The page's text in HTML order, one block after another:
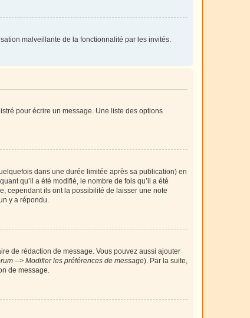
malveillante de la fonctionnalité par les invités.
pour écrire un message. Une liste des options
dans une durée limitée après sa publication) en
qu’il a été modifié, le nombre de fois qu’il a été
cependant ils ont la possibilité de laisser une note
y a répondu.
de rédaction de message. Vous pouvez aussi ajouter
--> Modifier les préférences de message). Par la suite,
de message.